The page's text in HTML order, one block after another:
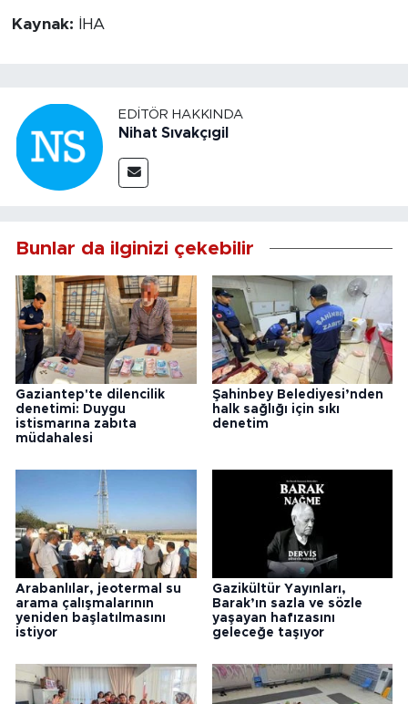
Kaynak: İHA
EDITÖR HAKKINDA
Nihat Sıvakçıgil
Bunlar da ilginizi çekebilir
Gaziantep'te dilencilik
denetimi: Duygu
istismarına zabıta
müdahalesi
Şahinbey Belediyesi’nden
halk sağlığı için sıkı
denetim
Arabanlılar, jeotermal su
arama çalışmalarının
yeniden başlatılmasını
istiyor
Gazikültür Yayınları,
Barak’ın sazla ve sözle
yaşayan hafızasını
geleceğe taşıyor